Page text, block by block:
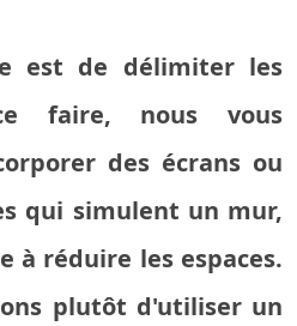
est de délimiter les
faire, nous vous
des écrans ou
qui simulent un mur,
à réduire les espaces.
plutôt d'utiliser un